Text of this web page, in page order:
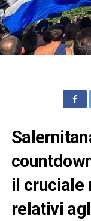
il cruciale
relativi